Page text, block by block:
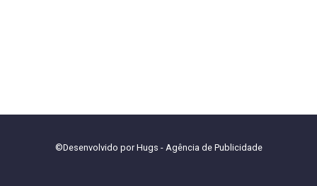
©Desenvolvido por Hugs - Agência de Publicidade